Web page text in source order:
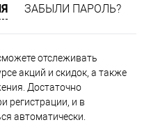
ЗАБЫЛИ ПАРОЛЬ?
отслеживать
акций и скидок, а также
Достаточно
регистрации, и в
автоматически.